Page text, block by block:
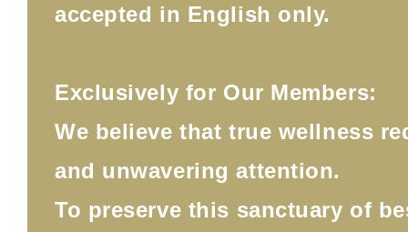
accepted in English only.
Exclusively for Our Members:
We believe that true wellness
and unwavering attention.
To preserve this sanctuary of